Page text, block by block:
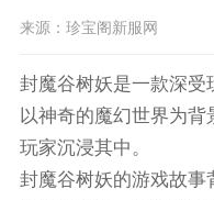
来源：珍宝阁新服网
封魔谷树妖是一款深受
以神奇的魔幻世界为
玩家沉浸其中。
封魔谷树妖的游戏故事